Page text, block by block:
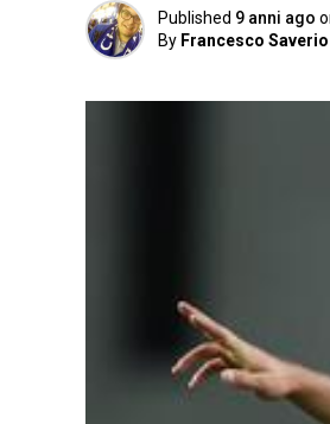
Published 9 anni ago
By Francesco